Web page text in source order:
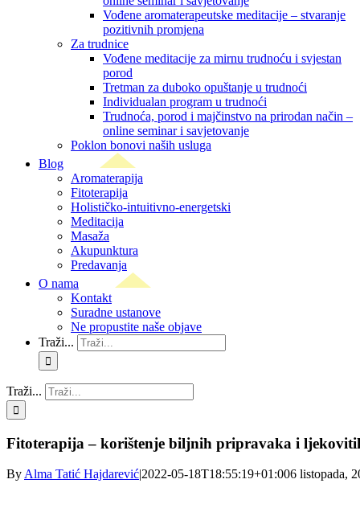
Vođene aromaterapeutske meditacije – stvaranje
pozitivnih promjena
Za trudnice
Vođene meditacije za mirnu trudnoću i svjestan
porod
Tretman za duboko opuštanje u trudnoći
Individualan program u trudnoći
Trudnoća, porod i majčinstvo na prirodan način –
online seminar i savjetovanje
Poklon bonovi naših usluga
Blog
Aromaterapija
Fitoterapija
Holističko-intuitivno-energetski
Meditacija
Masaža
Akupunktura
Predavanja
O nama
Kontakt
Suradne ustanove
Ne propustite naše objave
Traži...
Traži...
Fitoterapija – korištenje biljnih pripravaka i
ByAlma Tatić Hajdarević|2022-05-18T18:55:19+01:006 listopada,